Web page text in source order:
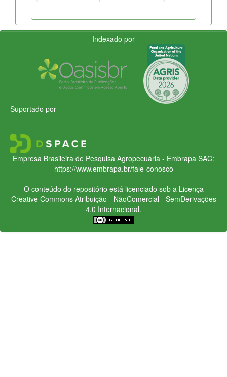
Indexado por
Suportado por
Empresa Brasileira de Pesquisa Agropecuária - Embrapa SAC:
https://www.embrapa.br/fale-conosco
O conteúdo do repositório está licenciado sob a Licença
Creative CommonsAtribuição - NãoComercial - SemDerivações
4.0 Internacional.